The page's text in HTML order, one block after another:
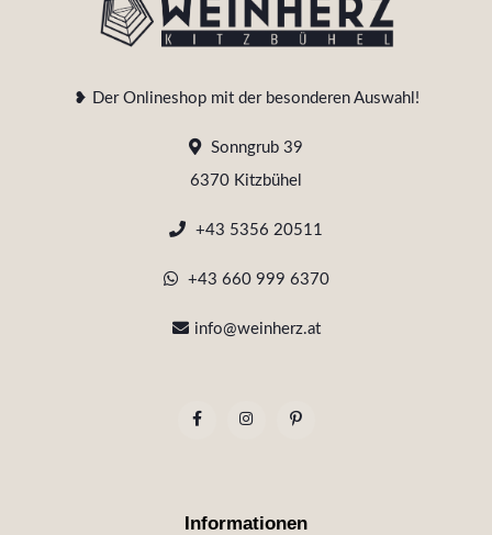
❥ Der Onlineshop mit der besonderen Auswahl!
Sonngrub 39
6370 Kitzbühel
+43 5356 20511
+43 660 999 6370
info@weinherz.at
Informationen